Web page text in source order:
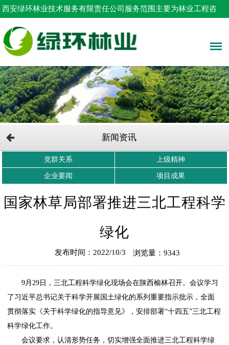
西安绿环林业技术服务有限责任公司服务范围主要为林业工程咨
询，占用林地申请，树木采伐设计等！
新闻资讯
党群关系 上级精神
企业要闻 项目成果
国家林草局部署推进三北工程科学
绿化
发布时间：2022/10/3 浏览量：9343
9月29日，三北工程科学绿化现场会在陕西榆林召开。会议学习
了习近平总书记关于科学开展国土绿化的系列重要指示批示，全面
贯彻落实《关于科学绿化的指导意见》，安排部署“十四五”三北工程
科学绿化工作。
会议要求，认清形势任务，切实增强全面推进三北工程科学绿